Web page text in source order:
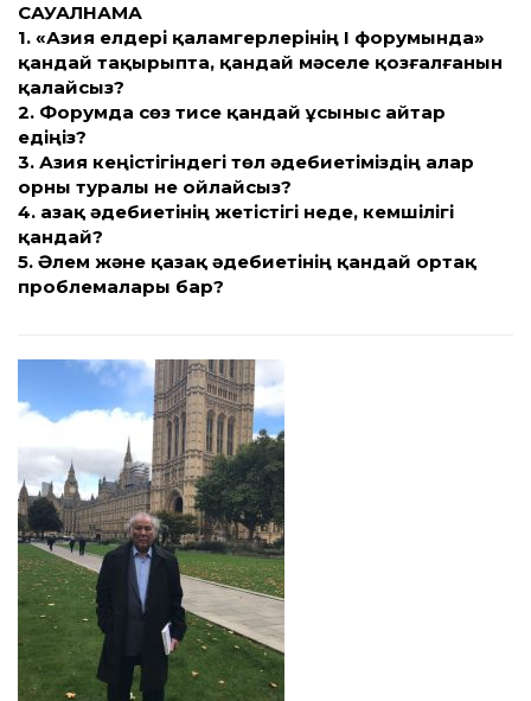
САУАЛНАМА
1. «Азия елдері қаламгерлерінің І форумында»
қандай тақырыпта, қандай мәселе қозғалғанын
қалайсыз?
2. Форумда сөз тисе қандай ұсыныс айтар
едіңіз?
3. Азия кеңістігіндегі төл әдебиетіміздің алар
орны туралы не ойлайсыз?
4. Қазақ әдебиетінің жетістігі неде, кемшілігі
қандай?
5. Әлем және қазақ әдебиетінің қандай ортақ
проблемалары бар?